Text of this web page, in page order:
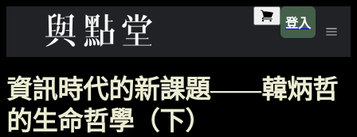
登入
資訊時代的新課題——韓炳哲
的生命哲學（下）